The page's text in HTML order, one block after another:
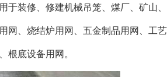
于装修、修建机械吊笼、煤厂、矿山
网、烧结炉用网、五金制品用网、工
根底设备用网。